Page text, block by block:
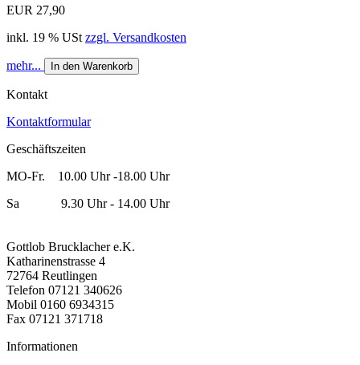
EUR 27,90
inkl. 19 % USt zzgl. Versandkosten
mehr... In den Warenkorb
Kontakt
Kontaktformular
Geschäftszeiten
MO-Fr. 10.00 Uhr -18.00 Uhr
Sa 9.30 Uhr - 14.00 Uhr
Gottlob Brucklacher e.K.
Katharinenstrasse 4
72764 Reutlingen
Telefon 07121 340626
Mobil 0160 6934315
Fax 07121 371718
Informationen